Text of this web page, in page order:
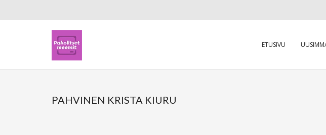
ETUSIVU
PAHVINEN KRISTA KIURU